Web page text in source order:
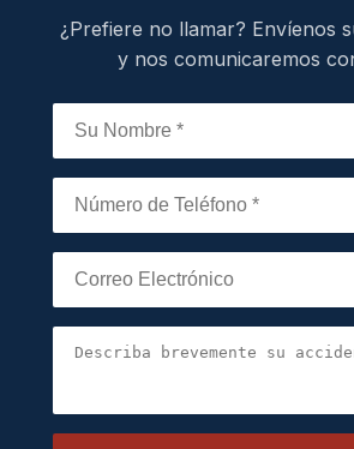
¿Prefiere no llamar? Envíenos
y nos comunicaremos